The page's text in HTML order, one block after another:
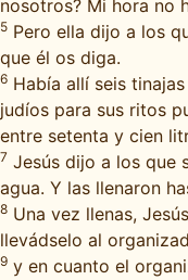
nosotros? Mi hora no
5 Pero ella dijo a los
que él os diga.
6 Había allí seis
judíos para sus ritos
entre setenta y cien
7 Jesús dijo a los que
agua. Y las llenaron
8 Una vez llenas,
llevádselo al
9 y en cuanto el